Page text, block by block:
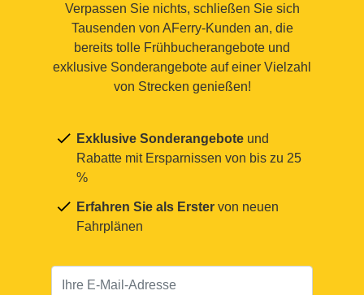
Verpassen Sie nichts, schließen Sie sich
Tausenden von AFerry-Kunden an, die
bereits tolle Frühbucherangebote und
exklusive Sonderangebote auf einer Vielzahl
von Strecken genießen!
Exklusive Sonderangebote und
Rabatte mit Ersparnissen von bis zu 25
%
Erfahren Sie als Erster von neuen
Fahrplänen